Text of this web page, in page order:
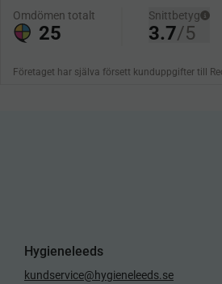
Hygieneleeds
kundservice@hygieneleeds.se